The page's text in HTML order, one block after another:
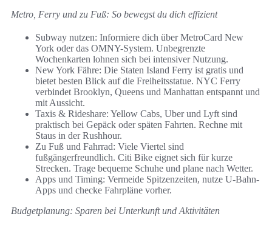
Metro, Ferry und zu Fuß: So bewegst du dich effizient
Subway nutzen: Informiere dich über MetroCard New
York oder das OMNY-System. Unbegrenzte
Wochenkarten lohnen sich bei intensiver Nutzung.
New York Fähre: Die Staten Island Ferry ist gratis und
bietet besten Blick auf die Freiheitsstatue. NYC Ferry
verbindet Brooklyn, Queens und Manhattan entspannt und
mit Aussicht.
Taxis & Rideshare: Yellow Cabs, Uber und Lyft sind
praktisch bei Gepäck oder späten Fahrten. Rechne mit
Staus in der Rushhour.
Zu Fuß und Fahrrad: Viele Viertel sind
fußgängerfreundlich. Citi Bike eignet sich für kurze
Strecken. Trage bequeme Schuhe und plane nach Wetter.
Apps und Timing: Vermeide Spitzenzeiten, nutze U-Bahn-
Apps und checke Fahrpläne vorher.
Budgetplanung: Sparen bei Unterkunft und Aktivitäten